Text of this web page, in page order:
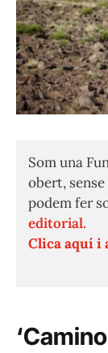
Som una
obert,
podem fer
editorial.
Clica aquí i